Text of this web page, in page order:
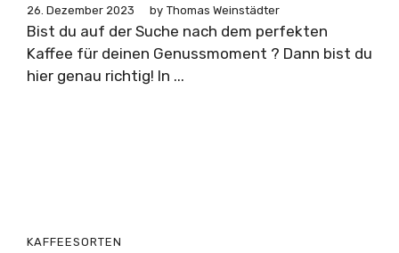
26. Dezember 2023 by Thomas Weinstädter
Bist du auf der Suche nach dem perfekten
Kaffee für deinen Genussmoment ? Dann bist du
hier genau richtig! In ...
KAFFEESORTEN